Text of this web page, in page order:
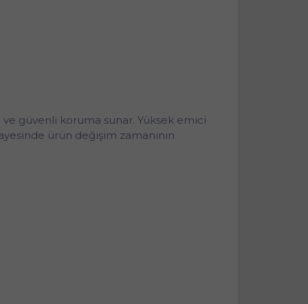
ve güvenli koruma sunar. Yüksek emici
ürün değişim zamanının